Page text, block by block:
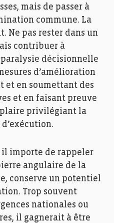
mais de passer à
commune. La
Ne pas rester dans un
contribuer à
décisionnelle
d’amélioration
et en soumettant des
et en faisant preuve
privilégiant la
il importe de rappeler
angulaire de la
conserve un potentiel
Trop souvent
nationales ou
il gagnerait à être